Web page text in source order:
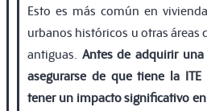
Esto es más común en
urbanos históricos u otras áreas
antiguas. Antes de adquirir
asegurarse de que tiene la
tener un impacto signiﬁcativo